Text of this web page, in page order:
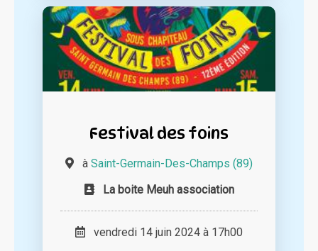
Festival des foins
à Saint-Germain-Des-Champs (89)
La boite Meuh association
vendredi 14 juin 2024 à 17h00